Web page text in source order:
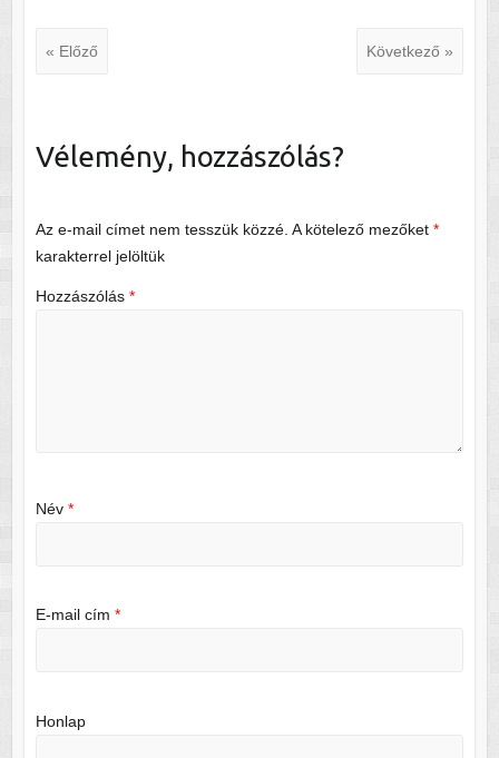
« Előző Következő »
Vélemény, hozzászólás?
Az e-mail címet nem tesszük közzé. A kötelező mezőket *
karakterrel jelöltük
Hozzászólás *
Név *
E-mail cím *
Honlap